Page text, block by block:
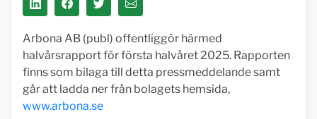
Arbona AB (publ) offentliggör härmed
halvårsrapport för första halvåret 2025. Rapporten
finns som bilaga till detta pressmeddelande samt
går att ladda ner från bolagets hemsida,
www.arbona.se